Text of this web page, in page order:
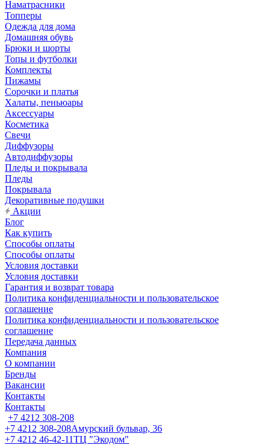
Наматрасники
Топперы
Одежда для дома
Домашняя обувь
Брюки и шорты
Топы и футболки
Комплекты
Пижамы
Сорочки и платья
Халаты, пеньюары
Аксессуары
Косметика
Свечи
Диффузоры
Автодиффузоры
Пледы и покрывала
Пледы
Покрывала
Декоративные подушки
Акции
Блог
Как купить
Способы оплаты
Способы оплаты
Условия доставки
Условия доставки
Гарантия и возврат товара
Политика конфиденциальности и пользовательское
соглашение
Политика конфиденциальности и пользовательское
соглашение
Передача данных
Компания
О компании
Бренды
Вакансии
Контакты
Контакты
+7 4212 308-208
+7 4212 308-208Амурский бульвар, 36
+7 4212 46-42-11ТЦ "Экодом"